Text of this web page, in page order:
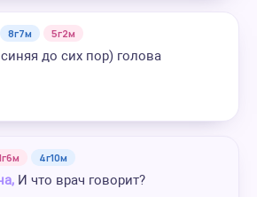
8г7м 5г2м
до сих пор) голова
4г10м
И что врач говорит?